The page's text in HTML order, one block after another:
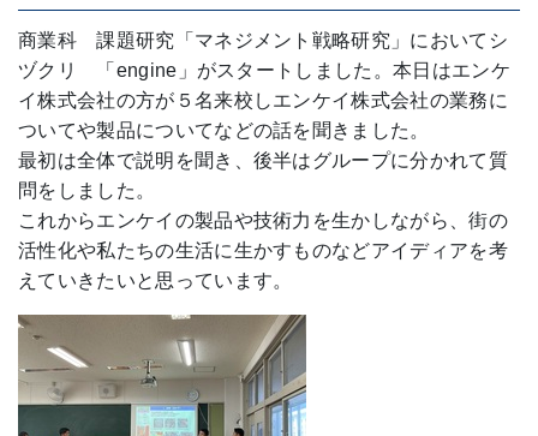
商業科 課題研究「マネジメント戦略研究」においてシ
ヅクリ 「engine」がスタートしました。本日はエンケ
イ株式会社の方が５名来校しエンケイ株式会社の業務に
ついてや製品についてなどの話を聞きました。
最初は全体で説明を聞き、後半はグループに分かれて質
問をしました。
これからエンケイの製品や技術力を生かしながら、街の
活性化や私たちの生活に生かすものなどアイディアを考
えていきたいと思っています。